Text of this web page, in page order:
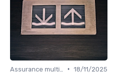
• 18/11/2025